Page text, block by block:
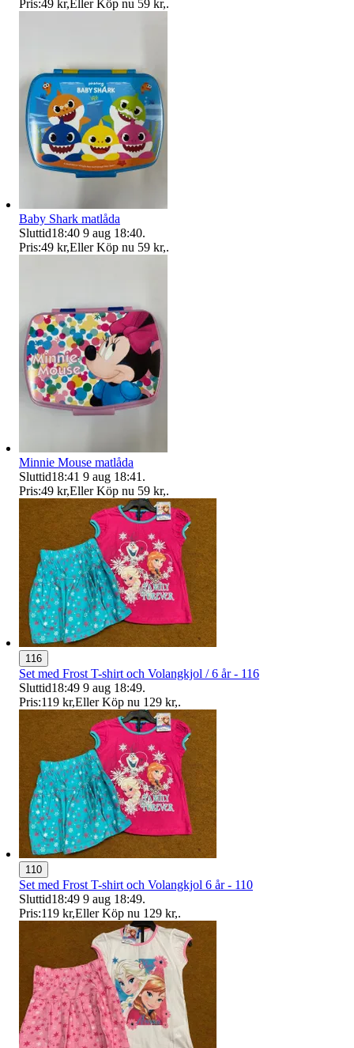
Pris:49 kr, Eller Köp nu 59 kr,.
Baby Shark matlåda
Sluttid18:40 9 aug 18:40.
Pris:49 kr,Eller Köp nu 59 kr,.
Minnie Mouse matlåda
Sluttid18:41 9 aug 18:41 .
Pris:49 kr,Eller Köp nu 59 kr,.
116
Set med Frost T-shirt och Volangkjol / 6 år - 116
Sluttid18:49 9 aug 18:49.
Pris:119 kr,Eller Köp nu 129 kr,.
110
Set med Frost T-shirt och Volangkjol 6 år - 110
Sluttid18:49 9 aug 18:49.
Pris:119 kr,Eller Köp nu 129 kr,.